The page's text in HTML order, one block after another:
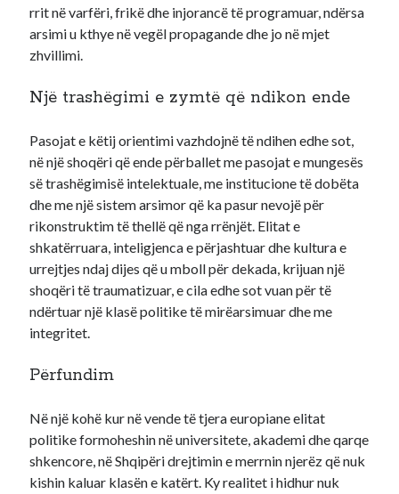
rrit në varfëri, frikë dhe injorancë të programuar, ndërsa
arsimi u kthye në vegël propagande dhe jo në mjet
zhvillimi.
Një trashëgimi e zymtë që ndikon ende
Pasojat e këtij orientimi vazhdojnë të ndihen edhe sot,
në një shoqëri që ende përballet me pasojat e mungesës
së trashëgimisë intelektuale, me institucione të dobëta
dhe me një sistem arsimor që ka pasur nevojë për
rikonstruktim të thellë që nga rrënjët. Elitat e
shkatërruara, inteligjenca e përjashtuar dhe kultura e
urrejtjes ndaj dijes që u mboll për dekada, krijuan një
shoqëri të traumatizuar, e cila edhe sot vuan për të
ndërtuar një klasë politike të mirëarsimuar dhe me
integritet.
Përfundim
Në një kohë kur në vende të tjera europiane elitat
politike formoheshin në universitete, akademi dhe qarqe
shkencore, në Shqipëri drejtimin e merrnin njerëz që nuk
kishin kaluar klasën e katërt. Ky realitet i hidhur nuk